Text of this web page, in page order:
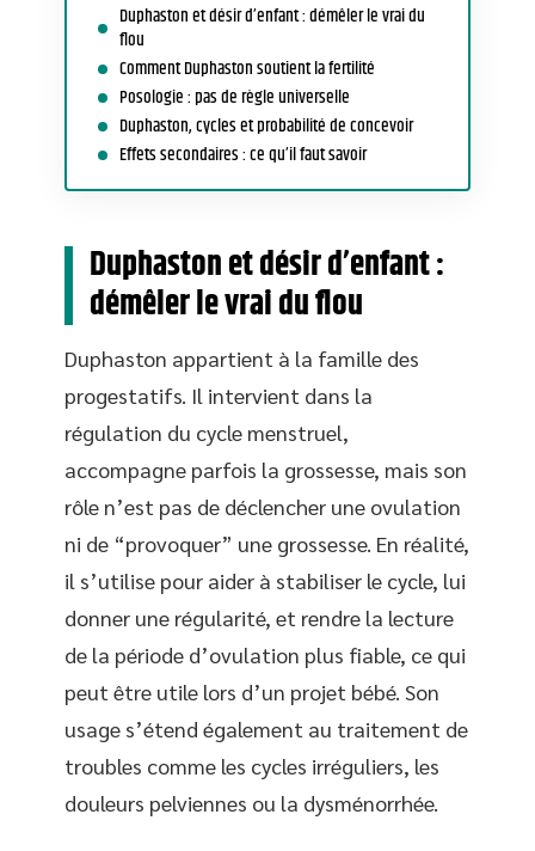
Duphaston et désir d’enfant : démêler le vrai du
flou
Comment Duphaston soutient la fertilité
Posologie : pas de règle universelle
Duphaston, cycles et probabilité de concevoir
Effets secondaires : ce qu’il faut savoir
Duphaston et désir d’enfant :
démêler le vrai du flou
Duphaston appartient à la famille des
progestatifs. Il intervient dans la
régulation du cycle menstruel,
accompagne parfois la grossesse, mais son
rôle n’est pas de déclencher une ovulation
ni de “provoquer” une grossesse. En réalité,
il s’utilise pour aider à stabiliser le cycle, lui
donner une régularité, et rendre la lecture
de la période d’ovulation plus fiable, ce qui
peut être utile lors d’un projet bébé. Son
usage s’étend également au traitement de
troubles comme les cycles irréguliers, les
douleurs pelviennes ou la dysménorrhée.